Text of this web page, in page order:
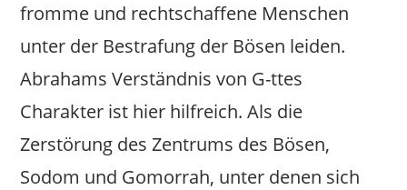
fromme und rechtschaffene Menschen
unter der Bestrafung der Bösen leiden.
Abrahams Verständnis von G-ttes
Charakter ist hier hilfreich. Als die
Zerstörung des Zentrums des Bösen,
Sodom und Gomorrah, unter denen sich